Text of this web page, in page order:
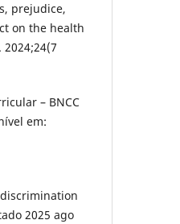
prejudice,
on the health
– BNCC
em:
2025 ago